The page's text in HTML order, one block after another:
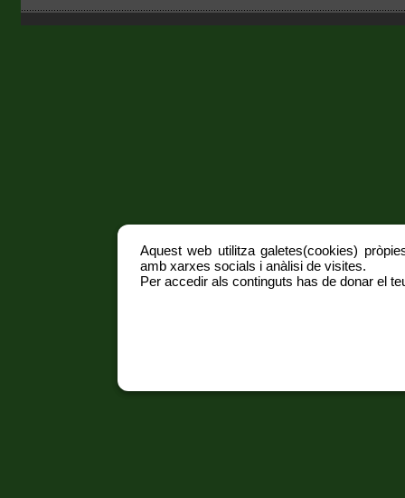
Aquest web utilitza galetes(cookies)
amb xarxes socials i anàlisi de visites.
Per accedir als continguts has de donar el